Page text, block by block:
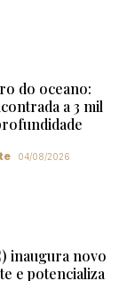
do oceano:
a 3 mil
04/08/2026
inaugura novo
e potencializa